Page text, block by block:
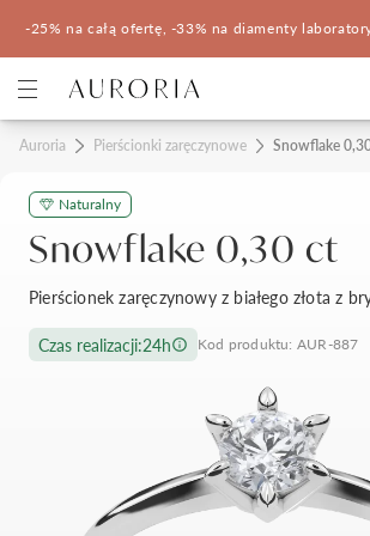
-25% na całą ofertę, -33% na diamenty
Kategorie
Pierścionki zaręczynowe
Pomocne
Konfigurator 3D
Salony Auroria
Salon Auroria Arkadia
Korzyści z zakupu
Auroria Pierścionki zaręczynowe Snowflake
Naturalny
Snowflake 0,30 ct
Pierścionek zaręczynowy z białego złota z
Czas realizacji:24h Kod produktu: AUR-887